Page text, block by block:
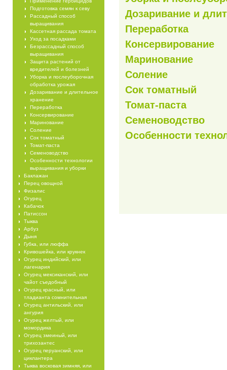
Подготовка семян к севу
Рассадный способ
выращивания
Кассетная рассада томата
Уход за посадками
Безрассадный способ
выращивания
Защита растений от
вредителей и болезней
Уборка и послеуборочная
обработка урожая
Дозаривание и длительное
хранение
Переработка
Консервирование
Маринование
Соление
Сок томатный
Томат-паста
Семеноводство
Особенности технологии
выращивания и уборки
Баклажан
Перец овощной
Физалис
Огурец
Кабачок
Патиссон
Тыква
Арбуз
Дыня
Губка, или люффа
Кривошейка, или крукнек
Огурец индийский, или
лагенария
Огурец мексиканский, или
чайот съедобный
Огурец красный, или
тладианта сомнительная
Огурец антильский, или
ангурия
Огурец желтый, или
момордика
Огурец змеиный, или
трихозантес
Огурец перуанский, или
циклантера
Тыква восковая зимняя, или
Дозаривание и
Переработка
Консервирование
Маринование
Соление
Сок томатный
Томат-паста
Семеноводство
Особенности